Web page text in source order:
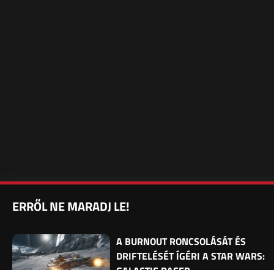
ERRŐL NE MARADJ LE!
A BURNOUT RONCSOLÁSÁT ÉS
DRIFTELÉSÉT ÍGÉRI A STAR WARS: